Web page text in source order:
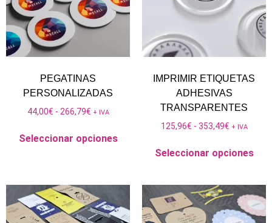
PEGATINAS
PERSONALIZADAS
44,00€ - 266,79€ + IVA
Seleccionar opciones
IMPRIMIR ETIQUETAS
ADHESIVAS
TRANSPARENTES
125,96€ - 353,49€ + IVA
Seleccionar opciones